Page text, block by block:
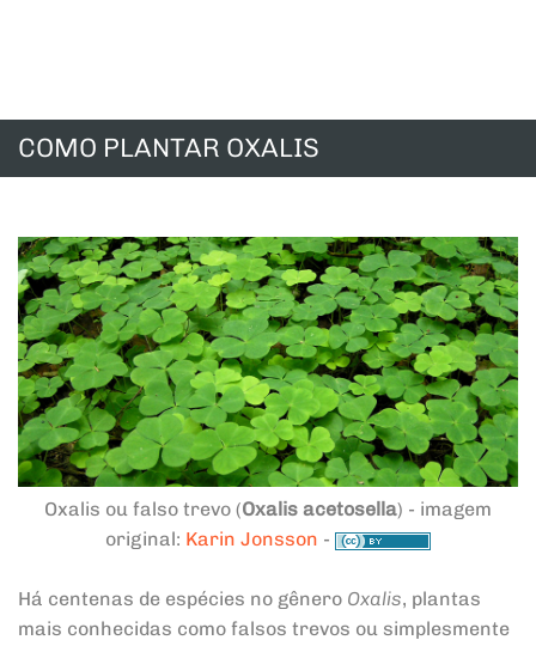
COMO PLANTAR OXALIS
Oxalis ou falso trevo (Oxalis acetosella) - imagem
original: Karin Jonsson -
Há centenas de espécies no gênero Oxalis, plantas
mais conhecidas como falsos trevos ou simplesmente